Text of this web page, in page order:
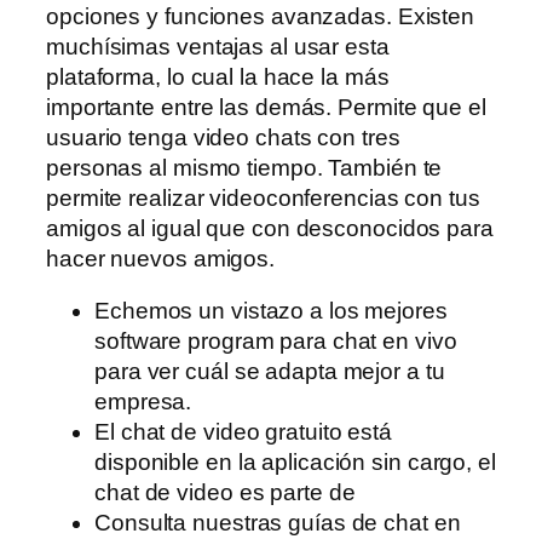
opciones y funciones avanzadas. Existen
muchísimas ventajas al usar esta
plataforma, lo cual la hace la más
importante entre las demás. Permite que el
usuario tenga video chats con tres
personas al mismo tiempo. También te
permite realizar videoconferencias con tus
amigos al igual que con desconocidos para
hacer nuevos amigos.
Echemos un vistazo a los mejores
software program para chat en vivo
para ver cuál se adapta mejor a tu
empresa.
El chat de video gratuito está
disponible en la aplicación sin cargo, el
chat de video es parte de
Consulta nuestras guías de chat en